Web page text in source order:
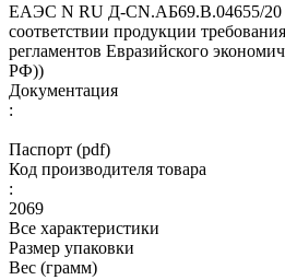
ЕАЭС N RU Д-CN.АБ69.В.04655/20
соответствии продукции
регламентов Евразийского
РФ))
Документация
:
Паспорт (pdf)
Код производителя товара
:
2069
Все характеристики
Размер упаковки
Вес (грамм)